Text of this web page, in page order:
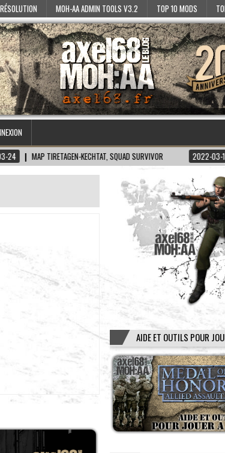
MOH-AA ADMIN TOOLS V3.2 TOP 10 MODS
MAP TIRETAGEN-KECHTAT, SQUAD SURVIVOR 2022-03-19
AIDE ET OUTILS POUR